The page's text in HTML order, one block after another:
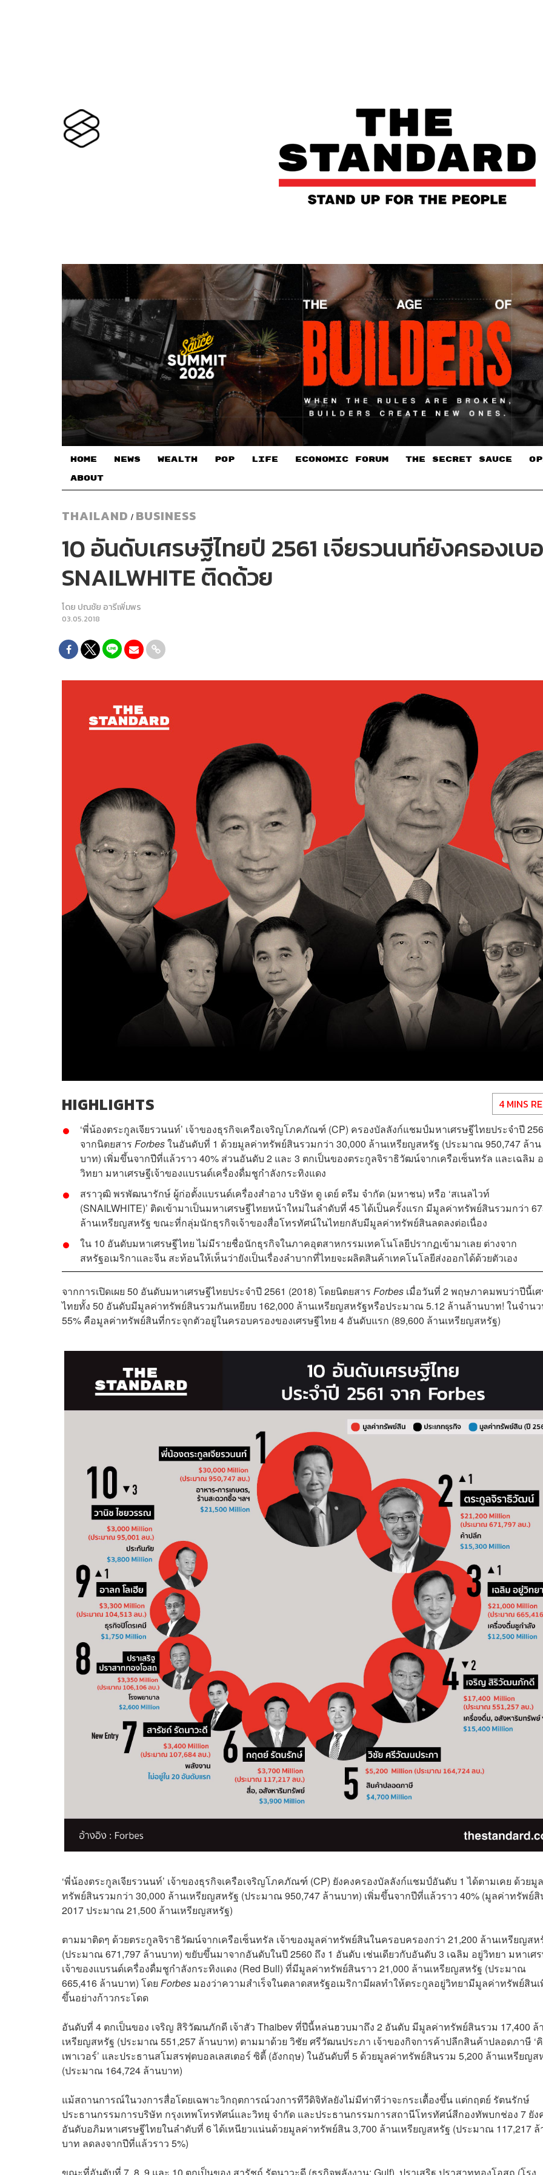
HOME NEWS WEALTH POP LIFE ECONOMIC FORUM THE SECRET SAUCE​
ABOUT
THAILAND / BUSINESS
10 อันดับเศรษฐีไทยปี 2561 เจียรวนนท์ยังครองเ
SNAILWHITE ติดด้วย
โดย ปณชัย อารีเพิ่มพร
03.05.2018
HIGHLIGHTS 4 MINS
‘พี่น้องตระกูลเจียรวนนท์’ เจ้าของธุรกิจเครือเจริญโภคภัณฑ์ (CP) ครองบัลลังก์แชมป์มหาเศรษฐีไทยประจำปี
จากนิตยสาร Forbesในอันดับที่ 1 ด้วยมูลค่าทรัพย์สินรวมกว่า 30,000 ล้านเหรียญสหรัฐ (ประมาณ 950,747 ล้าน
บาท) เพิ่มขึ้นจากปีที่แล้วราว 40% ส่วนอันดับ 2 และ 3 ตกเป็นของตระกูลจิราธิวัฒน์จากเครือเซ็นทรัล และเฉลิม
วิทยา มหาเศรษฐีเจ้าของแบรนด์เครื่องดื่มชูกำลังกระทิงแดง
สราวุฒิ พรพัฒนารักษ์ ผู้ก่อตั้งแบรนด์เครื่องสำอาง บริษัท ดู เดย์ ดรีม จำกัด (มหาชน) หรือ ‘สเนลไวท์
(SNAILWHITE)’ ติดเข้ามาเป็นมหาเศรษฐีไทยหน้าใหม่ในลำดับที่ 45 ได้เป็นครั้งแรก มีมูลค่าทรัพย์สินรวมกว่า
ล้านเหรียญสหรัฐ ขณะที่กลุ่มนักธุรกิจเจ้าของสื่อโทรทัศน์ในไทยกลับมีมูลค่าทรัพย์สินลดลงต่อเนื่อง
ใน 10 อันดับมหาเศรษฐีไทย ไม่มีรายชื่อนักธุรกิจในภาคอุตสาหกรรมเทคโนโลยีปรากฏเข้ามาเลย ต่างจาก
สหรัฐอเมริกาและจีน สะท้อนให้เห็นว่ายังเป็นเรื่องลำบากที่ไทยจะผลิตสินค้าเทคโนโลยีส่งออกได้ด้วยตัวเอง
จากการเปิดเผย 50 อันดับมหาเศรษฐีไทยประจำปี 2561 (2018) โดยนิตยสาร Forbes เมื่อวันที่ 2 พฤษภาคมพบว่าปีนี้เ
ไทยทั้ง 50 อันดับมีมูลค่าทรัพย์สินรวมกันเหยียบ 162,000 ล้านเหรียญสหรัฐหรือประมาณ 5.12 ล้านล้านบาท! ในจำน
55% คือมูลค่าทรัพย์สินที่กระจุกตัวอยู่ในครอบครองของเศรษฐีไทย 4 อันดับแรก (89,600 ล้านเหรียญสหรัฐ)
‘พี่น้องตระกูลเจียรวนนท์’ เจ้าของธุรกิจเครือเจริญโภคภัณฑ์ (CP) ยังคงครองบัลลังก์แชมป์อันดับ 1 ได้ตามเคย ด้วยมู
ทรัพย์สินรวมกว่า 30,000 ล้านเหรียญสหรัฐ (ประมาณ 950,747 ล้านบาท) เพิ่มขึ้นจากปีที่แล้วราว 40% (มูลค่าทรัพย์
2017 ประมาณ 21,500 ล้านเหรียญสหรัฐ)
ตามมาติดๆ ด้วยตระกูลจิราธิวัฒน์จากเครือเซ็นทรัล เจ้าของมูลค่าทรัพย์สินในครอบครองกว่า 21,200 ล้านเหรียญสห
(ประมาณ 671,797 ล้านบาท) ขยับขึ้นมาจากอันดับในปี 2560 ถึง 1 อันดับ เช่นเดียวกับอันดับ 3 เฉลิม อยู่วิทยา มหาเศ
เจ้าของแบรนด์เครื่องดื่มชูกำลังกระทิงแดง (Red Bull) ที่มีมูลค่าทรัพย์สินราว 21,000 ล้านเหรียญสหรัฐ (ประมาณ
665,416 ล้านบาท) โดย Forbes มองว่าความสำเร็จในตลาดสหรัฐอเมริกามีผลทำให้ตระกูลอยู่วิทยามีมูลค่าทรัพย์สิน
ขึ้นอย่างก้าวกระโดด
อันดับที่ 4 ตกเป็นของ เจริญ สิริวัฒนภักดี เจ้าสัว Thaibev ที่ปีนี้หล่นฮวบมาถึง 2 อันดับ มีมูลค่าทรัพย์สินรวม 17,400 ล้
เหรียญสหรัฐ (ประมาณ 551,257 ล้านบาท) ตามมาด้วย วิชัย ศรีวัฒนประภา เจ้าของกิจการค้าปลีกสินค้าปลอดภาษี ‘
เพาเวอร์’ และประธานสโมสรฟุตบอลเลสเตอร์ ซิตี้ (อังกฤษ) ในอันดับที่ 5 ด้วยมูลค่าทรัพย์สินรวม 5,200 ล้านเหรียญส
(ประมาณ 164,724 ล้านบาท)
แม้สถานการณ์ในวงการสื่อโดยเฉพาะวิกฤตการณ์วงการทีวีดิจิทัลยังไม่มีท่าทีว่าจะกระเตื้องขึ้น แต่กฤตย์ รัตนรักษ์
ประธานกรรมการบริษัท กรุงเทพโทรทัศน์และวิทยุ จำกัด และประธานกรรมการสถานีโทรทัศน์สีกองทัพบกช่อง 7 ยัง
อันดับอภิมหาเศรษฐีไทยในลำดับที่ 6 ได้เหนียวแน่นด้วยมูลค่าทรัพย์สิน 3,700 ล้านเหรียญสหรัฐ (ประมาณ 117,217 ล้
บาท ลดลงจากปีที่แล้วราว 5%)